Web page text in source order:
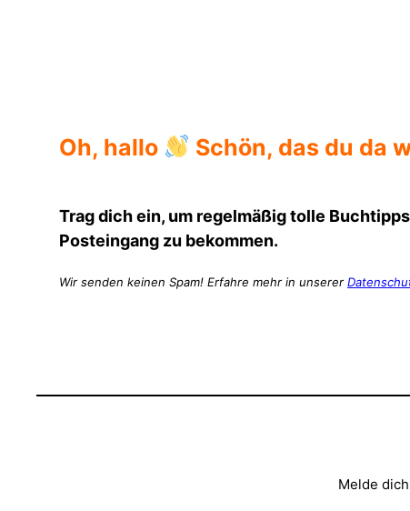
Oh, hallo Schön, das du da
Trag dich ein, um regelmäßig tolle
Posteingang zu bekommen.
Wir senden keinen Spam! Erfahre mehr in unserer
Melde